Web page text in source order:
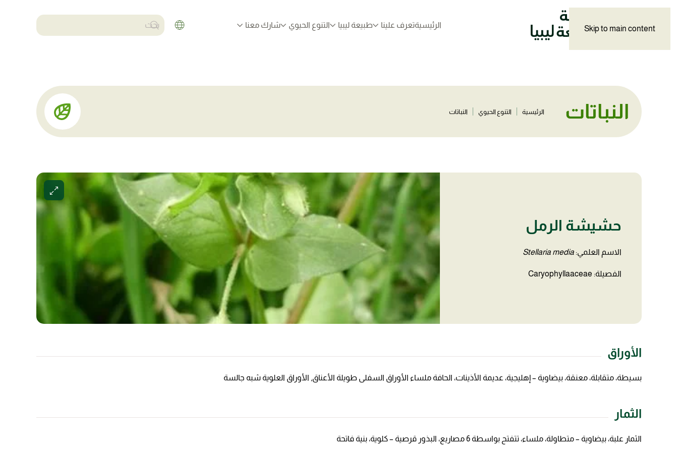
Skip to main content الرئيسيةتعرف علينا طبيعة ليبيا التنوع الحيوي شارك معنا
النباتات الرئيسية التنوع الحيوي النباتات
حشيشة الرمل
الاسم العلمي: Stellaria media
الفصيلة: Caryophyllaaceae
الأوراق
بسيطة، متقابلة، معنقة، بيضاوية – إهليجية، عديمة الأذينات، الحافة ملساء الأوراق السفلى طويلة الأعناق, الأوراق العلوية شبه جالسة
الثمار
الثمار علبة، بيضاوية – متطاولة، ملساء، تتفتح بواسطة 6 مصاريع، البذور قرصية – كلوية، بنية فاتحة